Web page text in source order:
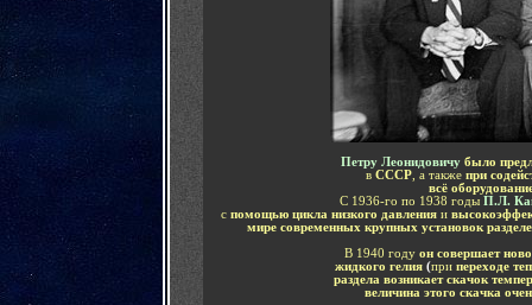
Петру Леонидовичу было
в СССР а также при
всё
С 1936-го по 1938 годы П.Л.
с помощью цикла низкого давления и
мире современных крупных установок
В 1940 году он совершает
жидкого гелия(припереходе
раздела возникает скачок
величина этого скачка